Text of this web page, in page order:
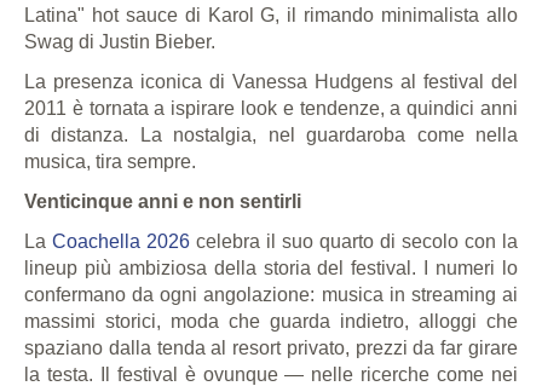
Latina" hot sauce di Karol G, il rimando minimalista allo
Swag di Justin Bieber.
La presenza iconica di Vanessa Hudgens al festival del
2011 è tornata a ispirare look e tendenze, a quindici anni
di distanza. La nostalgia, nel guardaroba come nella
musica, tira sempre.
Venticinque anni e non sentirli
La Coachella 2026 celebra il suo quarto di secolo con la
lineup più ambiziosa della storia del festival. I numeri lo
confermano da ogni angolazione: musica in streaming ai
massimi storici, moda che guarda indietro, alloggi che
spaziano dalla tenda al resort privato, prezzi da far girare
la testa. Il festival è ovunque — nelle ricerche come nei